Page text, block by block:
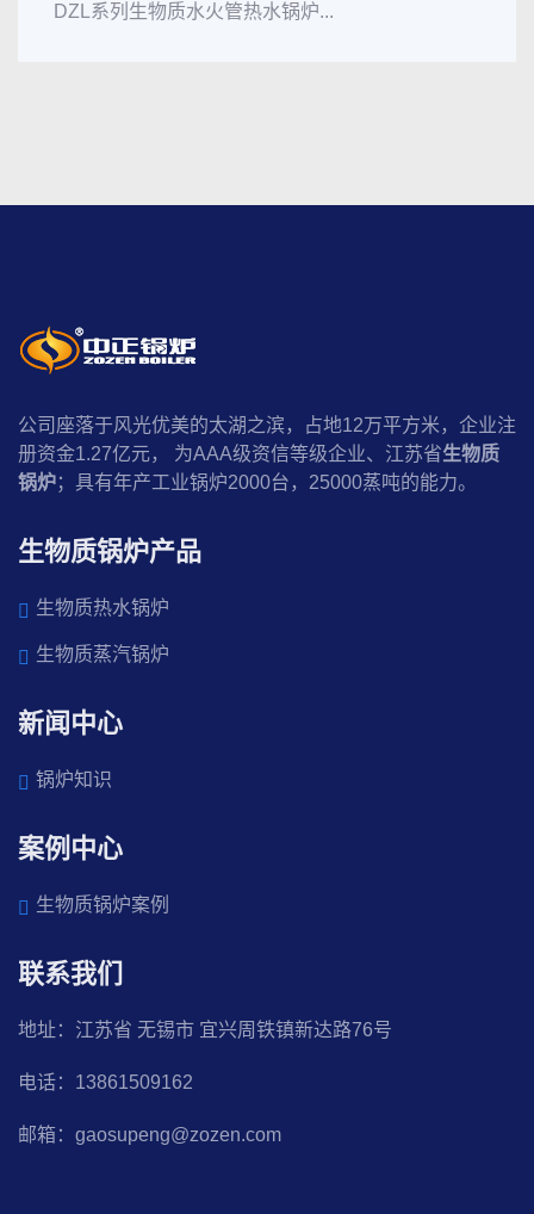
DZL系列生物质水火管热水锅炉...
公司座落于风光优美的太湖之滨，占地12万平方米，企业注
册资金1.27亿元， 为AAA级资信等级企业、江苏省生物质
锅炉；具有年产工业锅炉2000台，25000蒸吨的能力。
生物质锅炉产品
生物质热水锅炉
生物质蒸汽锅炉
新闻中心
锅炉知识
案例中心
生物质锅炉案例
联系我们
地址：江苏省 无锡市 宜兴周铁镇新达路76号
电话：13861509162
邮箱：gaosupeng@zozen.com